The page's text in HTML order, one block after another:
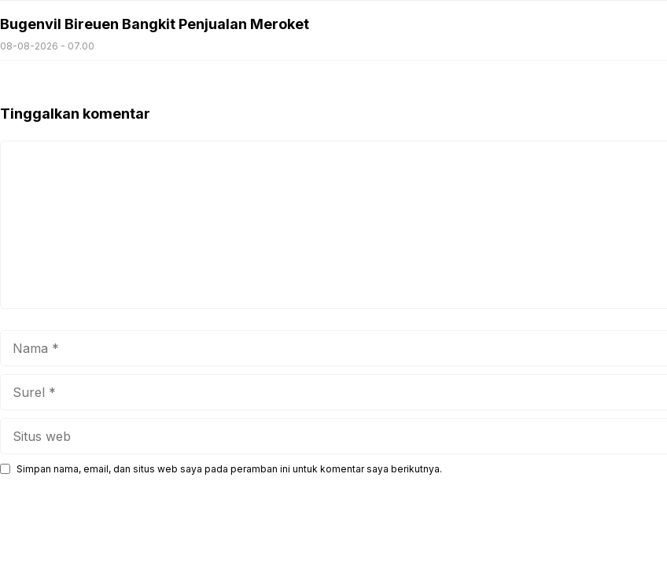
Bugenvil Bireuen Bangkit Penjualan Meroket
08-08-2026 - 07.00
Tinggalkan komentar
Simpan nama, email, dan situs web saya pada peramban ini untuk komentar saya berikutnya.